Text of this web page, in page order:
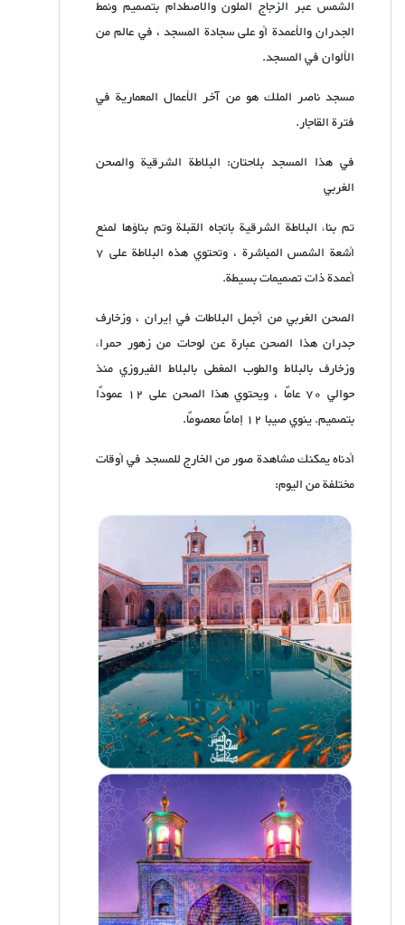
الشمس عبر الزجاج الملون والاصطدام بتصميم ونمط
الجدران والأعمدة أو على سجادة المسجد ، في عالم من
الألوان في المسجد.
مسجد ناصر الملك هو من آخر الأعمال المعمارية في
فترة القاجار.
في هذا المسجد بلاحتان: البلاطة الشرقية والصحن
الغربي
تم بناء البلاطة الشرقية باتجاه القبلة وتم بناؤها لمنع
أشعة الشمس المباشرة ، وتحتوي هذه البلاطة على 7
أعمدة ذات تصميمات بسيطة.
الصحن الغربي من أجمل البلاطات في إيران ، وزخارف
جدران هذا الصحن عبارة عن لوحات من زهور حمراء
وزخارف بالبلاط والطوب المغطى بالبلاط الفيروزي منذ
حوالي 70 عامًا ، ويحتوي هذا الصحن على 12 عمودًا
بتصميم. ينوي صيبا 12 إمامًا معصومًا.
أدناه يمكنك مشاهدة صور من الخارج للمسجد في أوقات
مختلفة من اليوم: